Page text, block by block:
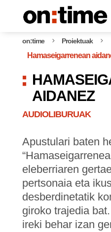
on:time 5 Proiektuak 5
Hamaseigarrenean
AIDANEZ
AUDIOLIBURUAK
Apustulari baten
eleberriaren
pertsonaia eta
desberdinetatik
giroko trajedia
ireki behar izan